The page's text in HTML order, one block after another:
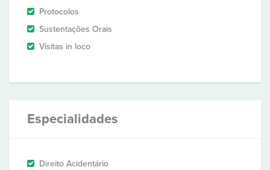
Protocolos
Sustentações Orais
Visitas in loco
Especialidades
Direito Acidentário